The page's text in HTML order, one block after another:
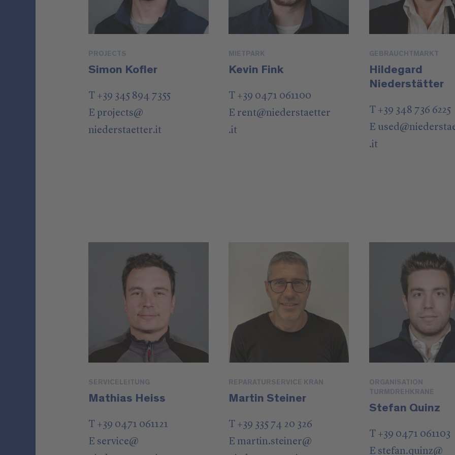
PROJECTS
Simon Kofler
T +39 345 894 7355
E projects@
niederstaetter.it
MIETPARK
Kevin Fink
T +39 0471 061100
E rent@niederstaetter
.it
GEBRAUCHTMARKT
Hildegard
Niederstätter
T +39 348 736 6225
E used@
.it
SERVICELEITUNG
Mathias Heiss
T +39 0471 061121
E service@
REPARATURSERVICE KRAN
Martin Steiner
T +39 335 74 20 326
E martin.steiner@
ORGANISATION
TURMDREHKRANE
Stefan Quinz
T +39 0471 061103
E stefan.quinz@